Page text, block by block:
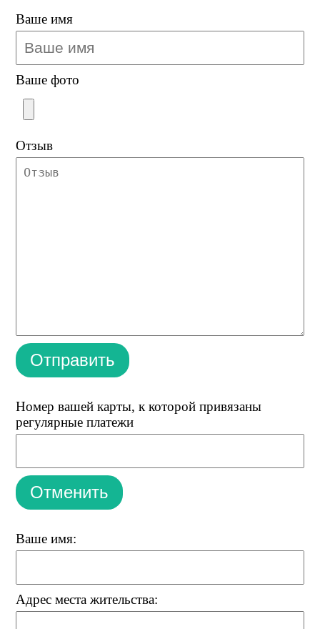
Ваше имя
Ваше фото
Отзыв
Отправить
Номер вашей карты, к которой привязаны
регулярные платежи
Отменить
Ваше имя:
Адрес места жительства: